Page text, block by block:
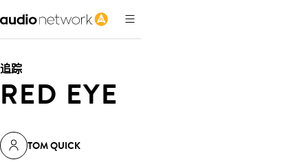
追踪
RED EYE
TOM QUICK